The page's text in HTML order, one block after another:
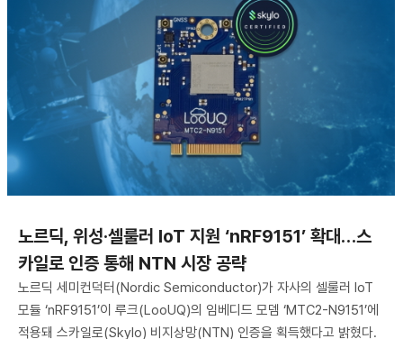
노르딕, 위성·셀룰러 IoT 지원 ‘nRF9151’ 확대…스
카일로 인증 통해 NTN 시장 공략
노르딕 세미컨덕터(Nordic Semiconductor)가 자사의 셀룰러 IoT
모듈 ‘nRF9151’이 루크(LooUQ)의 임베디드 모뎀 ‘MTC2-N9151’에
적용돼 스카일로(Skylo) 비지상망(NTN) 인증을 획득했다고 밝혔다.